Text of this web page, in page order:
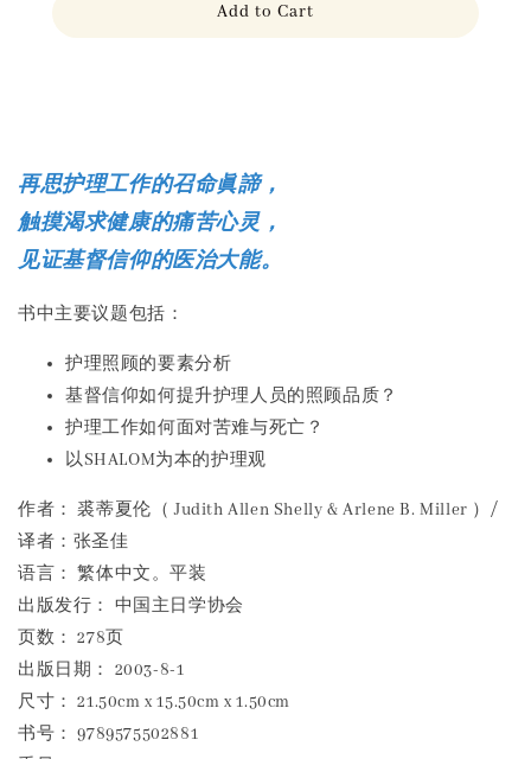
Add to Cart
再思护理工作的召命眞諦，
触摸渴求健康的痛苦心灵，
见证基督信仰的医治大能。
书中主要议题包括：
护理照顾的要素分析
基督信仰如何提升护理人员的照顾品质？
护理工作如何面对苦难与死亡？
以SHALOM为本的护理观
作者： 裘蒂夏伦（ Judith Allen Shelly & Arlene B. Miller ）/
译者：张圣佳
语言： 繁体中文。平装
出版发行： 中国主日学协会
页数： 278页
出版日期： 2003-8-1
尺寸： 21.50cm x 15.50cm x 1.50cm
书号： 9789575502881